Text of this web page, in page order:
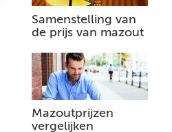
Samenstelling van
de prijs van mazout
Mazoutprijzen
vergelijken